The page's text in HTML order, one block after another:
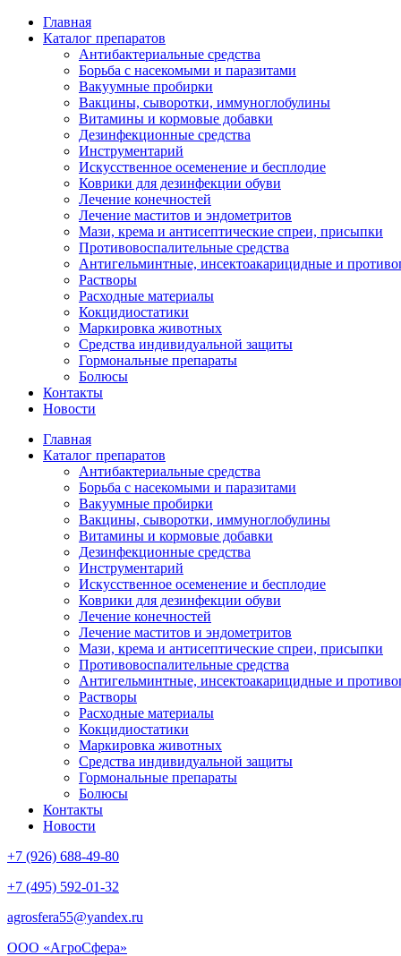
Главная
Каталог препаратов
Антибактериальные средства
Борьба с насекомыми и паразитами
Вакуумные пробирки
Вакцины, сыворотки, иммуноглобулины
Витамины и кормовые добавки
Дезинфекционные средства
Инструментарий
Искусственное осеменение и бесплодие
Коврики для дезинфекции обуви
Лечение конечностей
Лечение маститов и эндометритов
Мази, крема и антисептические спреи, присыпки
Противовоспалительные средства
Антигельминтные, инсектоакарицидные и
Растворы
Расходные материалы
Кокцидиостатики
Маркировка животных
Средства индивидуальной защиты
Гормональные препараты
Болюсы
Контакты
Новости
Главная
Каталог препаратов
Антибактериальные средства
Борьба с насекомыми и паразитами
Вакуумные пробирки
Вакцины, сыворотки, иммуноглобулины
Витамины и кормовые добавки
Дезинфекционные средства
Инструментарий
Искусственное осеменение и бесплодие
Коврики для дезинфекции обуви
Лечение конечностей
Лечение маститов и эндометритов
Мази, крема и антисептические спреи, присыпки
Противовоспалительные средства
Антигельминтные, инсектоакарицидные и
Растворы
Расходные материалы
Кокцидиостатики
Маркировка животных
Средства индивидуальной защиты
Гормональные препараты
Болюсы
Контакты
Новости
+7 (926) 688-49-80
+7 (495) 592-01-32
agrosfera55@yandex.ru
ООО «АгроСфера»